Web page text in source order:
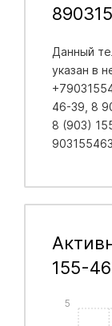
Данный
указан в
46-39, 8
8 (903)
155-
5